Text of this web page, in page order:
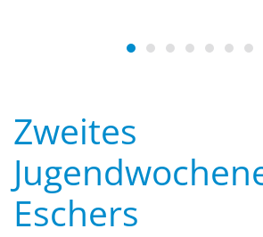
Wasserwacht
Zweites
Eschers